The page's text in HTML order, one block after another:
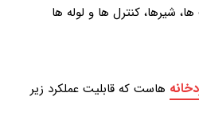
شيرها، كنترل ها و لوله ها
هاست که قابلیت عملکرد زیر